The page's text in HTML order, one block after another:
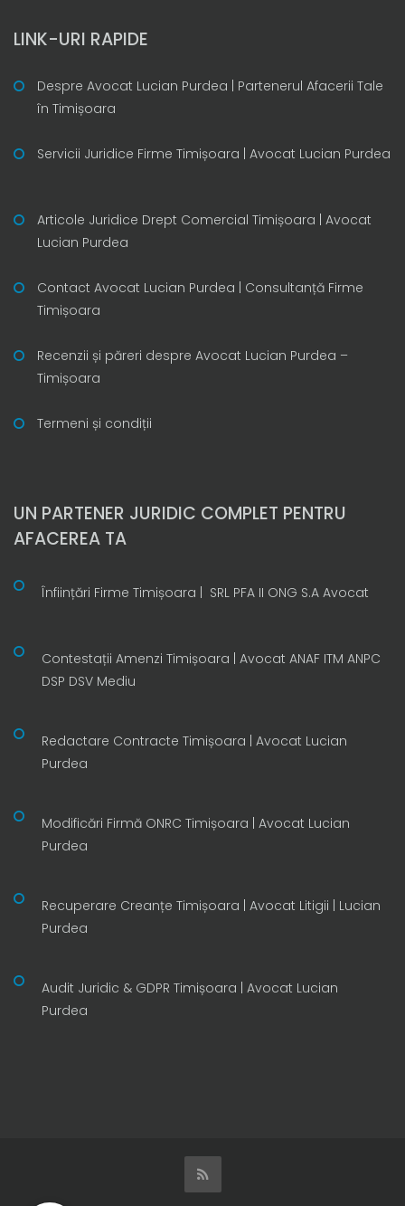
LINK-URI RAPIDE
Despre Avocat Lucian Purdea | Partenerul Afacerii Tale
în Timișoara
Servicii Juridice Firme Timișoara | Avocat Lucian Purdea
Articole Juridice Drept Comercial Timișoara | Avocat
Lucian Purdea
Contact Avocat Lucian Purdea | Consultanță Firme
Timișoara
Recenzii și păreri despre Avocat Lucian Purdea –
Timișoara
Termeni și condiții
UN PARTENER JURIDIC COMPLET PENTRU
AFACEREA TA
Înființări Firme Timișoara | SRL PFA II ONG S.A Avocat
Contestații Amenzi Timișoara | Avocat ANAF ITM ANPC
DSP DSV Mediu
Redactare Contracte Timișoara | Avocat Lucian
Purdea
Modificări Firmă ONRC Timișoara | Avocat Lucian
Purdea
Recuperare Creanțe Timișoara | Avocat Litigii | Lucian
Purdea
Audit Juridic & GDPR Timișoara | Avocat Lucian
Purdea